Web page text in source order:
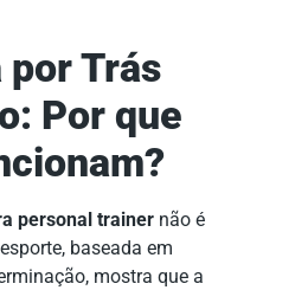
Trás
Por que
personal trainer não é
baseada em
mostra que a